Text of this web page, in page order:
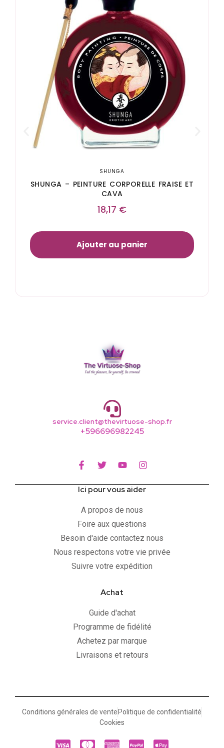
SHUNGA
SHUNGA – PEINTURE CORPORELLE FRAISE ET
CAVA
18,17 €
Ajouter au panier
service.client@thevirtuose-shop.fr
+596696982245
Ici pour vous aider
A propos de nous
Foire aux questions
Besoin d'aide contactez nous
Nous respectons votre vie privée
Suivre votre expédition
Achat
Guide d'achat
Programme de fidélité
Achetez par marque
Livraisons et retours
Conditions générales de vente Politique de confidentialité
Cookies